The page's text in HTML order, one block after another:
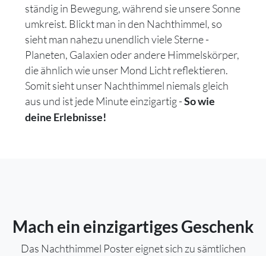
ständig in Bewegung, während sie unsere Sonne
umkreist. Blickt man in den Nachthimmel, so
sieht man nahezu unendlich viele Sterne -
Planeten, Galaxien oder andere Himmelskörper,
die ähnlich wie unser Mond Licht reflektieren.
Somit sieht unser Nachthimmel niemals gleich
aus und ist jede Minute einzigartig -So wie
deine Erlebnisse!
Mach ein einzigartiges Geschenk
Das Nachthimmel Poster eignet sich zu sämtlichen